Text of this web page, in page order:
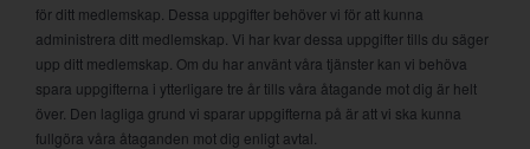
för ditt medlemskap. Dessa uppgifter behöver vi för att kunna
administrera ditt medlemskap. Vi har kvar dessa uppgifter tills du säger
upp ditt medlemskap. Om du har använt våra tjänster kan vi behöva
spara uppgifterna i ytterligare tre år tills våra åtagande mot dig är helt
över. Den lagliga grund vi sparar uppgifterna på är att vi ska kunna
fullgöra våra åtaganden mot dig enligt avtal.